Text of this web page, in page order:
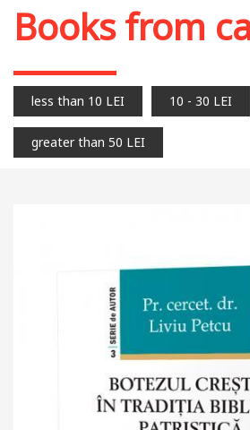
Books from
less than 10 LEI 10 - 30 LEI
greater than 50 LEI